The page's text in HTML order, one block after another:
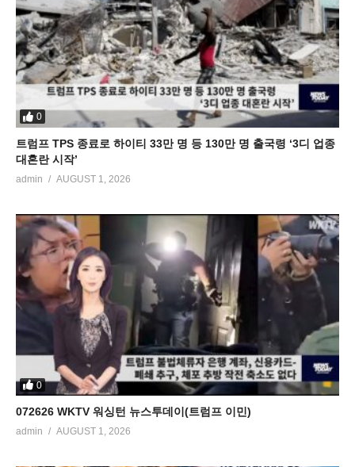
0
트럼프 TPS 종료로 하이티 33만 명 등 130만 명 출국령 ‘3디 업종
대혼란 시작’
admin AUGUST 1, 2026
0
072626 WKTV 워싱턴 뉴스투데이(트럼프 이민)
admin AUGUST 1, 2026